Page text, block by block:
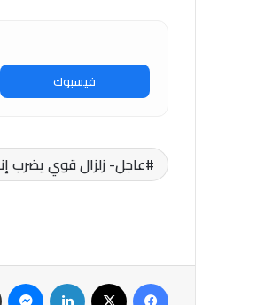
فيسبوك
عاجل- زلزال قوي يضرب
فيسبوك لينكدإن